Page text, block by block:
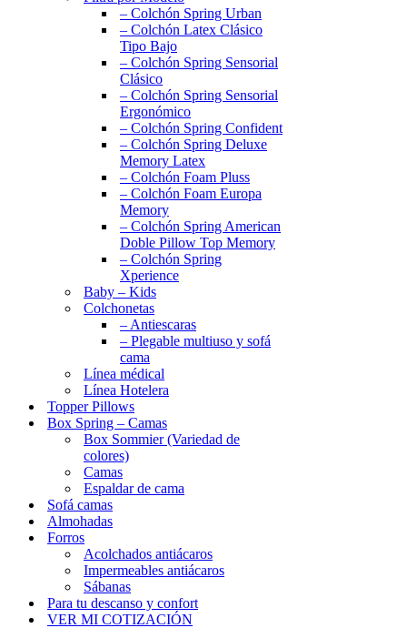
– Colchón Spring Urban
– Colchón Latex Clásico
Tipo Bajo
– Colchón Spring Sensorial
Clásico
– Colchón Spring Sensorial
Ergonómico
– Colchón Spring Confident
– Colchón Spring Deluxe
Memory Latex
– Colchón Foam Pluss
– Colchón Foam Europa
Memory
– Colchón Spring American
Doble Pillow Top Memory
– Colchón Spring
Xperience
Baby – Kids
Colchonetas
– Antiescaras
– Plegable multiuso y sofá
cama
Línea médical
Línea Hotelera
Topper Pillows
Box Spring – Camas
Box Sommier (Variedad de
colores)
Camas
Espaldar de cama
Sofá camas
Almohadas
Forros
Acolchados antiácaros
Impermeables antiácaros
Sábanas
Para tu descanso y confort
VER MI COTIZACIÓN